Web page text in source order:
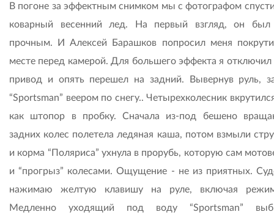
В погоне за эффектным снимком мы с фотографом
коварный весенний лед. На первый взгляд, он был
прочным. И Алексей Барашков попросил меня
месте перед камерой. Для большего эффекта я
привод и опять перешел на задний. Вывернув руль,
“Sportsman” веером по снегу.. Четырехколесник
как штопор в пробку. Сначала из-под бешено
задних колес полетела ледяная каша, потом взмыли
и корма “Поляриса” ухнула в прорубь, которую сам
и “прогрыз” колесами. Ощущение - не из приятных.
нажимаю желтую клавишу на руле, включая режим
Медленно уходящий под воду “Sportsman”